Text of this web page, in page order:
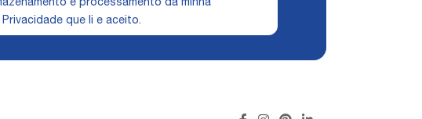
e processamento da minha
que li e aceito.